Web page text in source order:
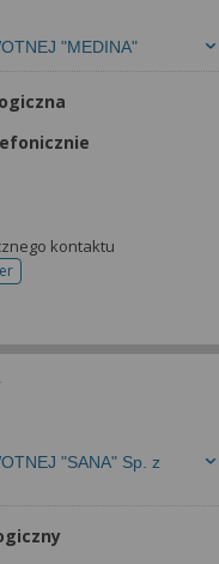
"MEDINA"
kontaktu
do rejestracji